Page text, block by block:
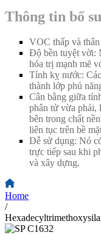
Thông tin bổ
VOC thấp và
Độ bền tuyệt vời:
hóa trị mạnh mẽ
Tính kỵ nước:
thành lớp phủ
Cân bằng giữa
phân tử vừa phải,
bên trong chất
liên tục trên bề
Dễ sử dụng: Nó
trực tiếp sau khi
và xây dựng.
Home
/